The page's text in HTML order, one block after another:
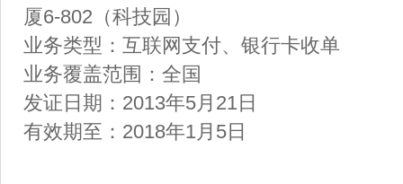
厦6-802（科技园）
业务类型：互联网支付、银行卡收单
业务覆盖范围：全国
发证日期：2013年5月21日
有效期至：2018年1月5日